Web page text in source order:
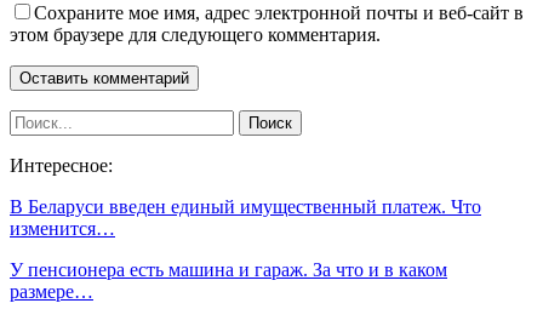
Сохраните мое имя, адрес электронной почты и веб-сайт в
этом браузере для следующего комментария.
Интересное:
В Беларуси введен единый имущественный платеж. Что
изменится…
У пенсионера есть машина и гараж. За что и в каком
размере…